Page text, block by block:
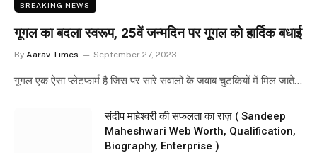
BREAKING NEWS
गूगल का बदला स्वरूप, 25वें जन्मदिन पर गूगल को हार्दिक बधाई
By Aarav Times September 27, 2023
गूगल एक ऐसा प्लेटफार्म है जिस पर सारे सवालों के जवाब चुटकियों में मिल जाते…
संदीप माहेश्वरी की सफलता का राज़ ( Sandeep
Maheshwari Web Worth, Qualification,
Biography, Enterprise )